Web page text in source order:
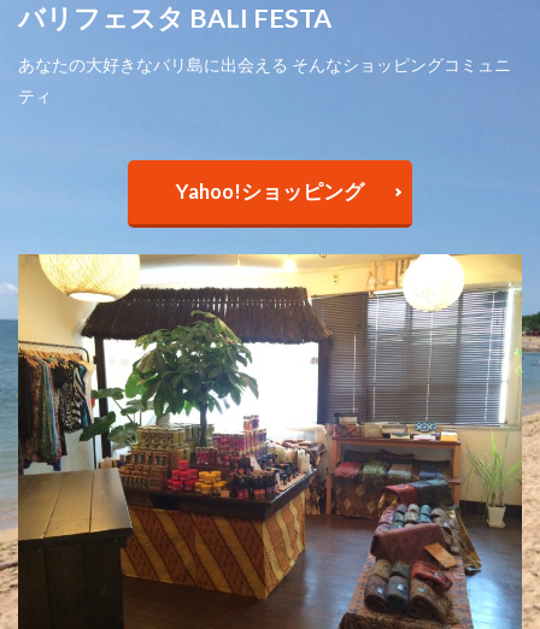
バリフェスタ BALI FESTA
あなたの大好きなバリ島に出会える そんなショッピングコミュニ
ティ
Yahoo!ショッピング